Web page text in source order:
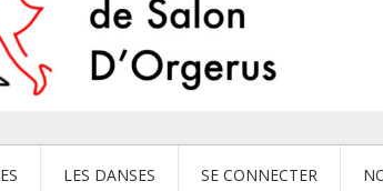
LES DANSES SE CONNECTER